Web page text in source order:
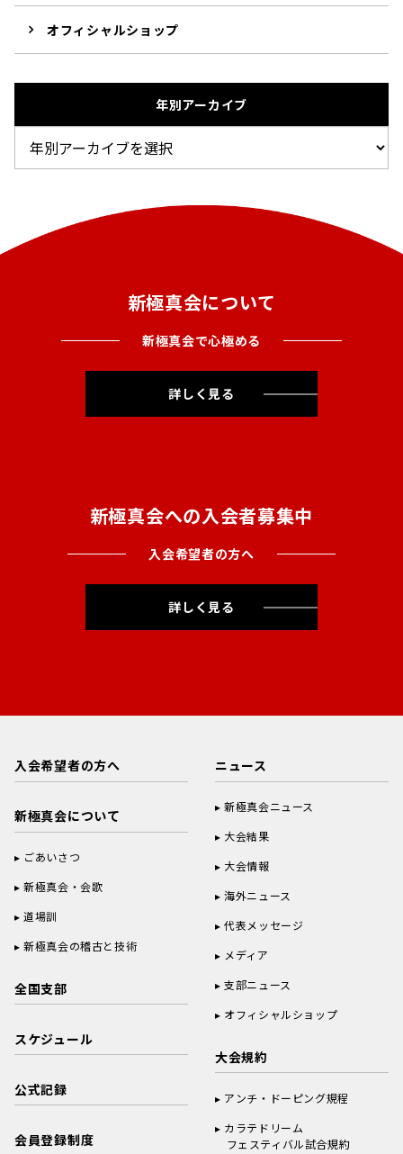
オフィシャルショップ
年別アーカイブ
新極真会について
新極真会で心極める
詳しく見る
新極真会への入会者募集中
入会希望者の方へ
詳しく見る
入会希望者の方へ
新極真会について
ごあいさつ
新極真会・会歌
道場訓
新極真会の稽古と技術
全国支部
スケジュール
公式記録
会員登録制度
ニュース
新極真会ニュース
大会結果
大会情報
海外ニュース
代表メッセージ
メディア
支部ニュース
オフィシャルショップ
大会規約
アンチ・ドーピング規程
カラテドリーム
フェスティバル試合規約